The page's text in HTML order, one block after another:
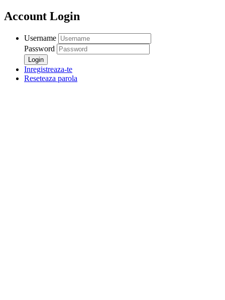
Account Login
Username
Password
Inregistreaza-te
Reseteaza parola